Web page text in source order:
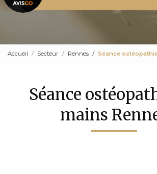
Accueil Secteur Rennes Séance
Séance
mains